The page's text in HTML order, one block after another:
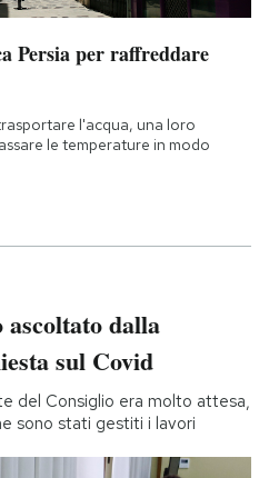
Persia per raffreddare
l'acqua, una loro
le temperature in modo
ascoltato dalla
sul Covid
del Consiglio era molto attesa,
sono stati gestiti i lavori